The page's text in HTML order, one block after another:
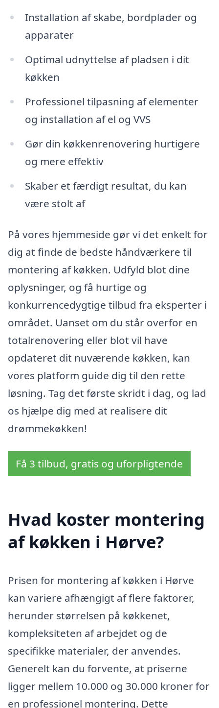
Installation af skabe, bordplader og
apparater
Optimal udnyttelse af pladsen i dit
køkken
Professionel tilpasning af elementer
og installation af el og VVS
Gør din køkkenrenovering hurtigere
og mere effektiv
Skaber et færdigt resultat, du kan
være stolt af
På vores hjemmeside gør vi det enkelt for
dig at finde de bedste håndværkere til
montering af køkken. Udfyld blot dine
oplysninger, og få hurtige og
konkurrencedygtige tilbud fra eksperter i
området. Uanset om du står overfor en
totalrenovering eller blot vil have
opdateret dit nuværende køkken, kan
vores platform guide dig til den rette
løsning. Tag det første skridt i dag, og lad
os hjælpe dig med at realisere dit
drømmekøkken!
Få 3 tilbud, gratis og uforpligtende
Hvad koster montering
af køkken i Hørve?
Prisen for montering af køkken i Hørve
kan variere afhængigt af flere faktorer,
herunder størrelsen på køkkenet,
kompleksiteten af arbejdet og de
specifikke materialer, der anvendes.
Generelt kan du forvente, at priserne
ligger mellem 10.000 og 30.000 kroner for
en professionel montering. Dette